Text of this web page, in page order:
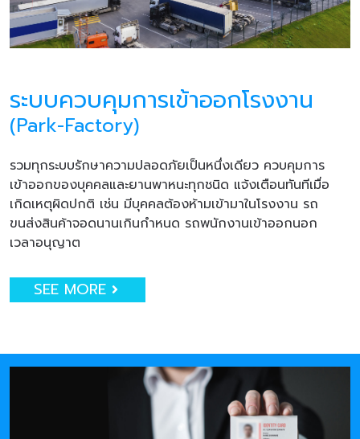
ระบบควบคุมการเข้าออกโรงงาน
(Park-Factory)
รวมทุกระบบรักษาความปลอดภัยเป็นหนึ่งเดียว ควบคุมการ
เข้าออกของบุคคลและยานพาหนะทุกชนิด แจ้งเตือนทันทีเมื่อ
เกิดเหตุผิดปกติ เช่น มีบุคคลต้องห้ามเข้ามาในโรงงาน รถ
ขนส่งสินค้าจอดนานเกินกำหนด รถพนักงานเข้าออกนอก
เวลาอนุญาต
SEE MORE